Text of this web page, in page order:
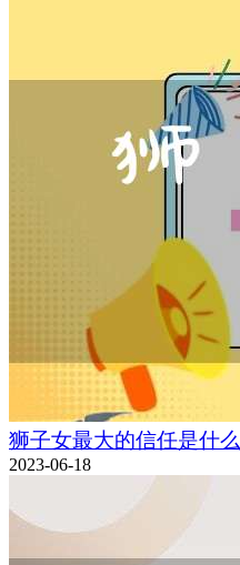
狮子女最大的信任是什么
2023-06-18